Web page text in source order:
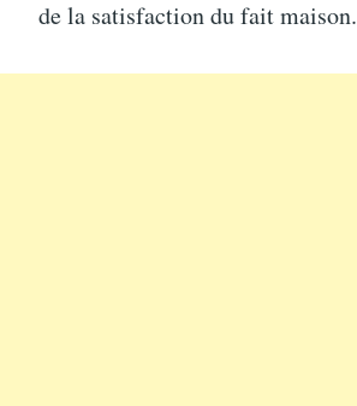
de la satisfaction du fait maison.